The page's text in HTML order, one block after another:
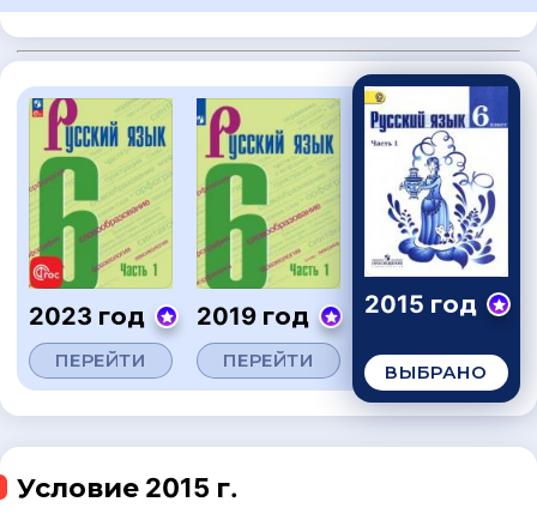
2023 год
ПЕРЕЙТИ
2019 год
ПЕРЕЙТИ
2015 год
ВЫБРАНО
Условие 2015 г.